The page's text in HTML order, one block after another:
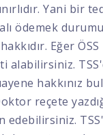
Yani bir
ödemek
Eğer ÖSS
alabilirsiniz.
hakkınız
reçete
edebilirsiniz.